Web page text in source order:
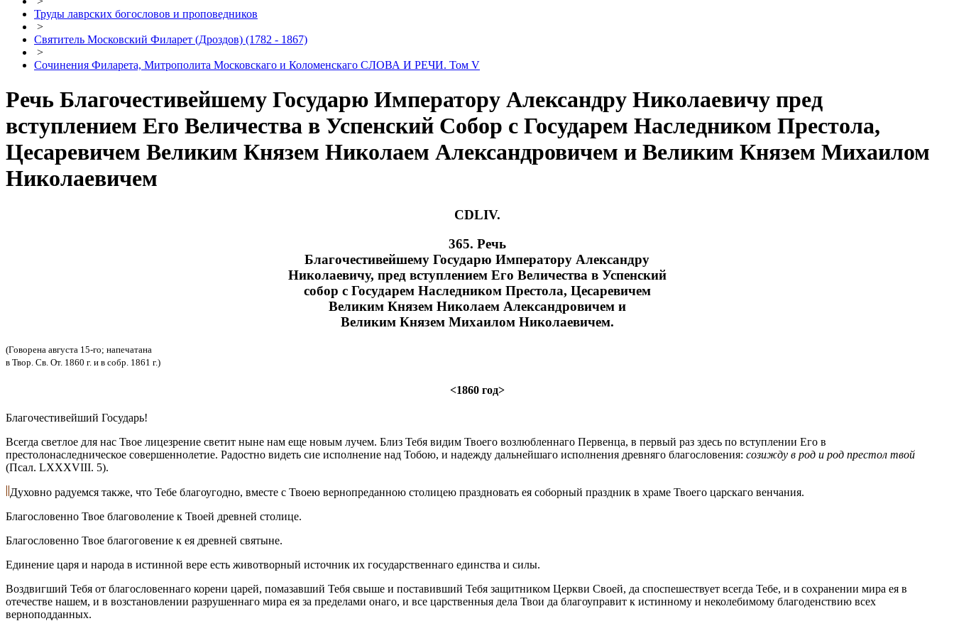
Труды лаврских богословов и проповедников
>
Святитель Московский Филарет (Дроздов) (1782 - 1867)
>
Сочинения Филарета, Митрополита Московскаго и Коломенскаго СЛОВА И РЕЧИ. Том V
Речь Благочестивейшему Государю Императору Александру Николаевичу пред
вступлением Его Величества в Успенский Собор с Государем Наследником Престола,
Цесаревичем Великим Князем Николаем Александровичем и Великим Князем Михаилом
Николаевичем
CDLIV.
365. Речь
Благочестивейшему Государю Императору Александру
Николаевичу, пред вступлением Его Величества в Успенский
собор с Государем Наследником Престола, Цесаревичем
Великим Князем Николаем Александровичем и
Великим Князем Михаилом Николаевичем.
(Говорена августа 15-го; напечатана
в Твор. Св. От. 1860 г. и в собр. 1861 г.)
<1860 год>
Благочестивейший Государь!
Всегда светлое для нас Твое лицезрение светит ныне нам еще новым лучем. Близ Тебя видим Твоего возлюбленнаго Первенца, в первый раз здесь по вступлении Его в
престолонаследническое совершеннолетие. Радостно видеть сие исполнение над Тобою, и надежду дальнейшаго исполнения древняго благословения: созижду в род и род престол твой
(Псал. LXXXVIII. 5).
Духовно радуемся также, что Тебе благоугодно, вместе с Твоею вернопреданною столицею праздновать ея соборный праздник в храме Твоего царскаго венчания.
Благословенно Твое благоволение к Твоей древней столице.
Благословенно Твое благоговение к ея древней святыне.
Единение царя и народа в истинной вере есть животворный источник их государственнаго единства и силы.
Воздвигший Тебя от благословеннаго корени царей, помазавший Тебя свыше и поставивший Тебя защитником Церкви Своей, да споспешествует всегда Тебе, и в сохранении мира ея в
отечестве нашем, и в возстановлении разрушеннаго мира ея за пределами онаго, и все царственныя дела Твои да благоуправит к истинному и неколебимому благоденствию всех
верноподданных.